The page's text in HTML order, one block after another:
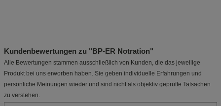
Kundenbewertungen zu "BP-ER Notration"
Alle Bewertungen stammen ausschließlich von Kunden, die das jeweilige
Produkt bei uns erworben haben. Sie geben individuelle Erfahrungen und
persönliche Meinungen wieder und sind nicht als objektiv geprüfte Tatsachen
zu verstehen.